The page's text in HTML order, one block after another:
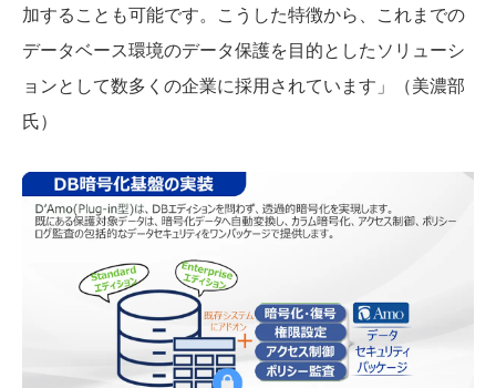
加することも可能です。こうした特徴から、これまでの
データベース環境のデータ保護を目的としたソリューシ
ョンとして数多くの企業に採用されています」（美濃部
氏）